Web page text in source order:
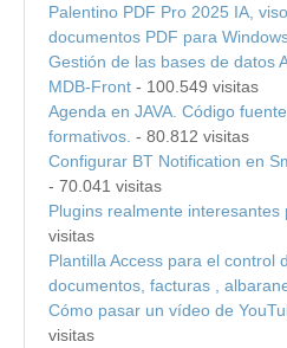
Palentino PDF Pro 2025 IA,
documentos PDF para
Gestión de las bases de datos
MDB-Front - 100.549 visitas
Agenda en JAVA. Código
formativos. - 80.812 visitas
Configurar BT Notification en
- 70.041 visitas
Plugins realmente interesantes
visitas
Plantilla Access para el control
documentos, facturas ,
Cómo pasar un vídeo de
visitas